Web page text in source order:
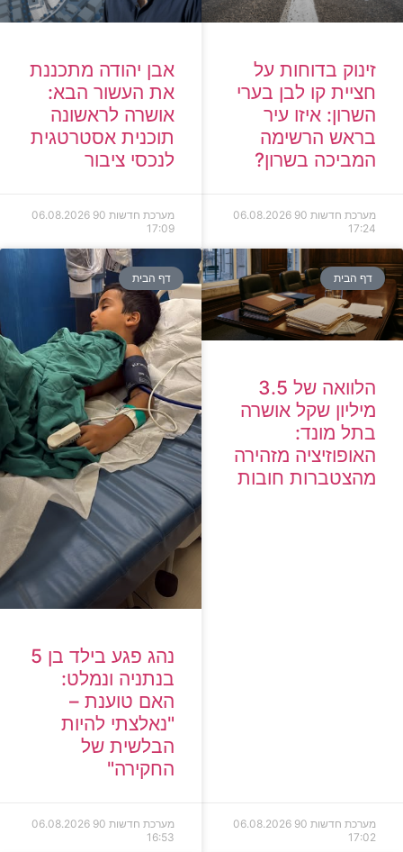
זינוק בדוחות על
חציית קו לבן בערי
השרון: איזו עיר
בראש הרשימה
המביכה בשרון?
מערכת חדשות 90
06.08.2026
17:24
אבן יהודה מתכננת
את העשור הבא:
אושרה לראשונה
תוכנית אסטרטגית
לנכסי ציבור
מערכת חדשות 90
06.08.2026
17:09
דף הבית
הלוואה של 3.5
מיליון שקל אושרה
בתל מונד:
האופוזיציה מזהירה
מהצטברות חובות
מערכת חדשות 90
06.08.2026
17:02
דף הבית
נהג פגע בילד בן 5
בנתניה ונמלט:
האם טוענת –
"נאלצתי להיות
הבלשית של
החקירה"
מערכת חדשות 90
06.08.2026
16:53